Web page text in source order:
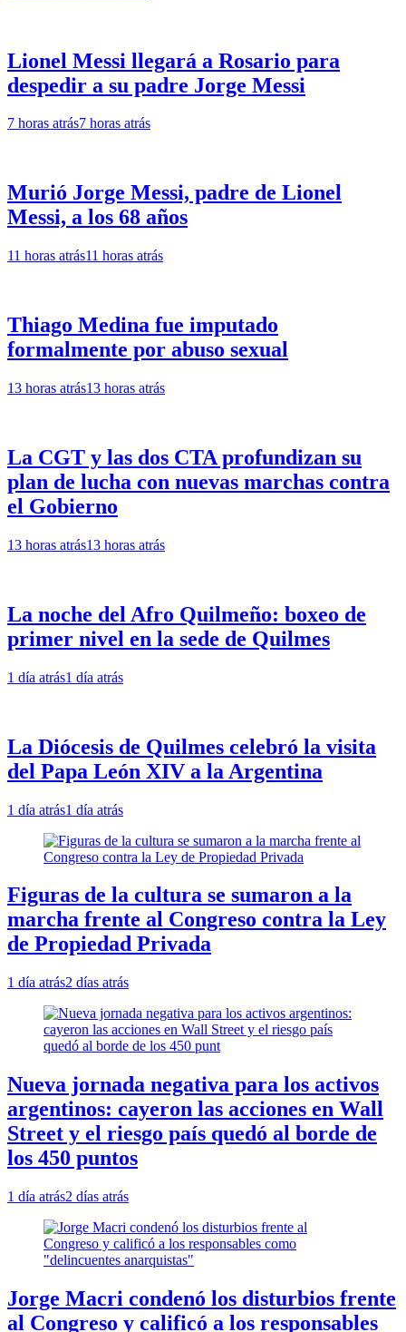
Lionel Messi llegará a Rosario para
despedir a su padre Jorge Messi
7 horas atrás7 horas atrás
Murió Jorge Messi, padre de Lionel
Messi, a los 68 años
11 horas atrás11 horas atrás
Thiago Medina fue imputado
formalmente por abuso sexual
13 horas atrás13 horas atrás
La CGT y las dos CTA profundizan su
plan de lucha con nuevas marchas contra
el Gobierno
13 horas atrás13 horas atrás
La noche del Afro Quilmeño: boxeo de
primer nivel en la sede de Quilmes
1 día atrás1 día atrás
La Diócesis de Quilmes celebró la visita
del Papa León XIV a la Argentina
1 día atrás1 día atrás
Figuras de la cultura se sumaron a la
marcha frente al Congreso contra la Ley
de Propiedad Privada
1 día atrás2 días atrás
Nueva jornada negativa para los activos
argentinos: cayeron las acciones en Wall
Street y el riesgo país quedó al borde de
los 450 puntos
1 día atrás2 días atrás
Jorge Macri condenó los disturbios frente
al Congreso y calificó a los responsables